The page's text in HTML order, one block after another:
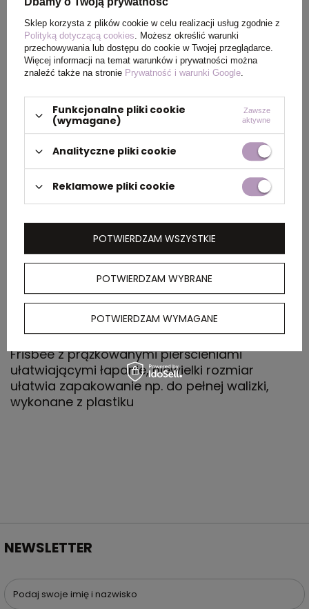
Rozmiar Ø21 x 2,5 cm
Waga
produktu (g)
56
PAKOWANIE
Wymiary
kartonu
43,5 x 22 x 57 cm
kartonu
zewnętrznego
6,05
Frisbee z prążkowanymi pierścieniami
ułatwiającymi łapanie, niewielki rozmiar
ułatwia zapakowanie np. do pełnej walizki,
wykonane z plastiku
NEWSLETTER
Podaj swoje imię i nazwisko
Sklep korzysta z plików cookie w celu realizacji usług zgodnie z
Polityką dotyczącą cookies. Możesz określić warunki
przechowywania lub dostępu do cookie w Twojej przeglądarce.
Więcej informacji na temat warunków i prywatności można
znaleźć także na stronie Prywatność i warunki Google.
Funkcjonalne pliki cookie
(wymagane)
Zawsze
aktywne
Analityczne pliki cookie
Reklamowe pliki cookie
POTWIERDZAM WYBRANE
POTWIERDZAM WYMAGANE
POTWIERDZAM WSZYSTKIE